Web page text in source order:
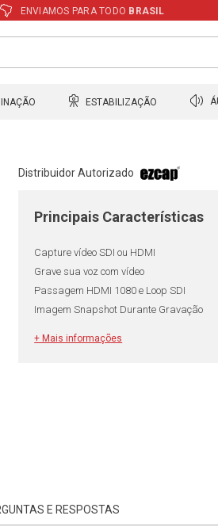
ENVIAMOS PARA TODO BRASIL
ESTABILIZAÇÃO
Distribuidor Autorizado R
Principais Características
Capture vídeo SDI ou HDMI
Grave sua voz com vídeo
Passagem HDMI 1080 e Loop SDI
Imagem Snapshot Durante Gravação
+ Mais informações
E RESPOSTAS